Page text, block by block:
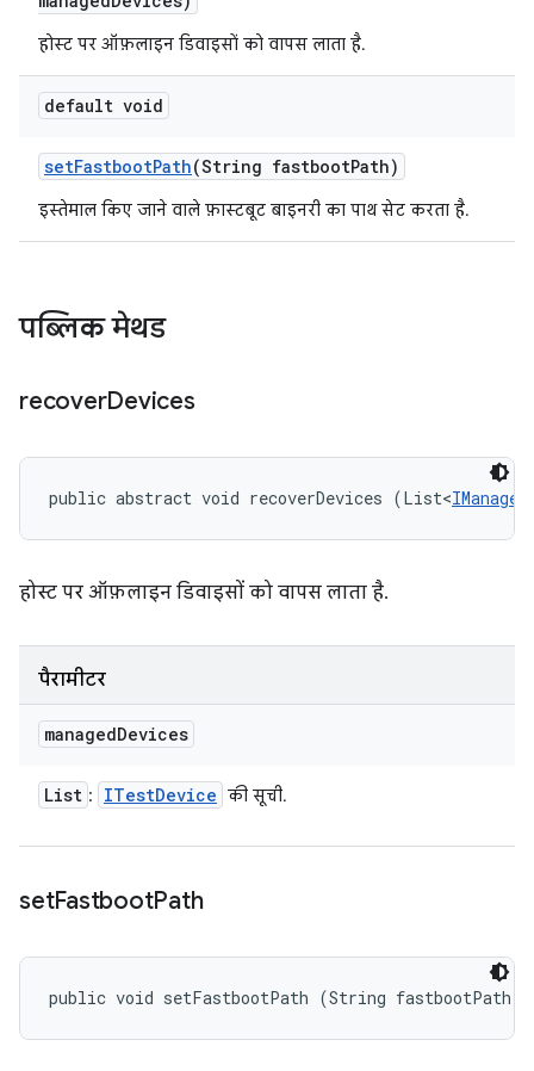
होस्ट पर ऑफ़लाइन डिवाइसों को वापस लाता है.
default void
setFastbootPath(String fastbootPath)
इस्तेमाल किए जाने वाले फ़ास्टबूट बाइनरी का पाथ सेट करता है.
पब्लिक मेथड
recoverDevices
public abstract void recoverDevices (List<
होस्ट पर ऑफ़लाइन डिवाइसों को वापस लाता है.
पैरामीटर
managedDevices
List : ITestDevice की सूची.
setFastbootPath
public void setFastbootPath (String fastbootPath)